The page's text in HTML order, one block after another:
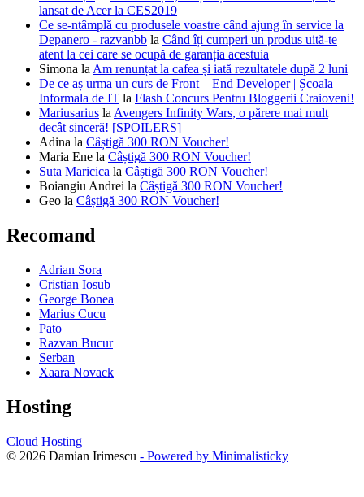
lansat de Acer la CES2019
Ce se-ntâmplă cu produsele voastre când ajung în service la
Depanero - razvanbb la Când îți cumperi un produs uită-te
atent la cei care se ocupă de garanția acestuia
Simona la Am renunțat la cafea și iată rezultatele după 2 luni
De ce aș urma un curs de Front – End Developer | Școala
Informala de IT la Flash Concurs Pentru Bloggerii Craioveni!
Mariusarius la Avengers Infinity Wars, o părere mai mult
decât sinceră! [SPOILERS]
Adina la Câștigă 300 RON Voucher!
Maria Ene la Câștigă 300 RON Voucher!
Suta Maricica la Câștigă 300 RON Voucher!
Boiangiu Andrei la Câștigă 300 RON Voucher!
Geo la Câștigă 300 RON Voucher!
Recomand
Adrian Sora
Cristian Iosub
George Bonea
Marius Cucu
Pato
Razvan Bucur
Serban
Xaara Novack
Hosting
Cloud Hosting
© 2026 Damian Irimescu - Powered by Minimalisticky